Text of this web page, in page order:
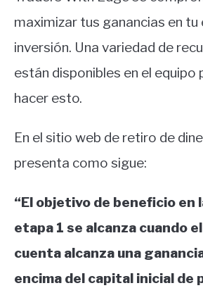
maximizar tus ganancias en
inversión. Una variedad de
están disponibles en el equipo
hacer esto.
En el sitio web de retiro de
presenta como sigue:
“El objetivo de beneficio en
etapa 1 se alcanza cuando
cuenta alcanza una
encima del capital inicial de